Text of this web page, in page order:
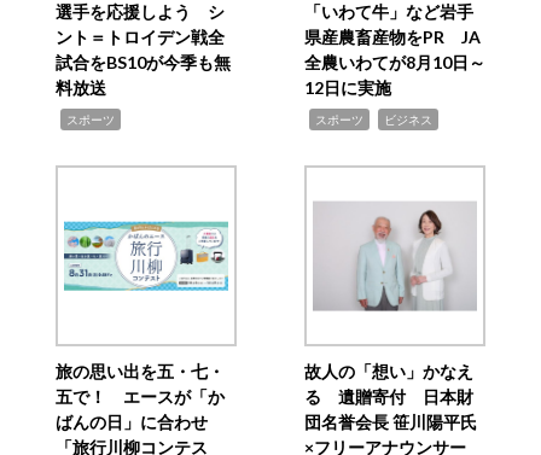
選手を応援しよう シ
ント＝トロイデン戦全
試合をBS10が今季も無
料放送
スポーツ
「いわて牛」など岩手
県産農畜産物をPR JA
全農いわてが8月10日～
12日に実施
スポーツ ビジネス
旅の思い出を五・七・
五で！ エースが「か
ばんの日」に合わせ
「旅行川柳コンテス
故人の「想い」かなえ
る 遺贈寄付 日本財
団名誉会長 笹川陽平氏
×フリーアナウンサー